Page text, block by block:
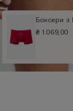
Боксери з
₴ 1.069,00